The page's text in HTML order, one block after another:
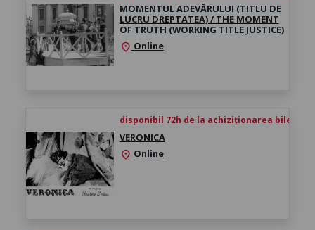
MOMENTUL ADEVĂRULUI (TITLU DE
LUCRU DREPTATEA) / THE MOMENT
OF TRUTH (WORKING TITLE JUSTICE)
location_on Online
disponibil 72h de la achiziționarea biletului
VERONICA
location_on Online